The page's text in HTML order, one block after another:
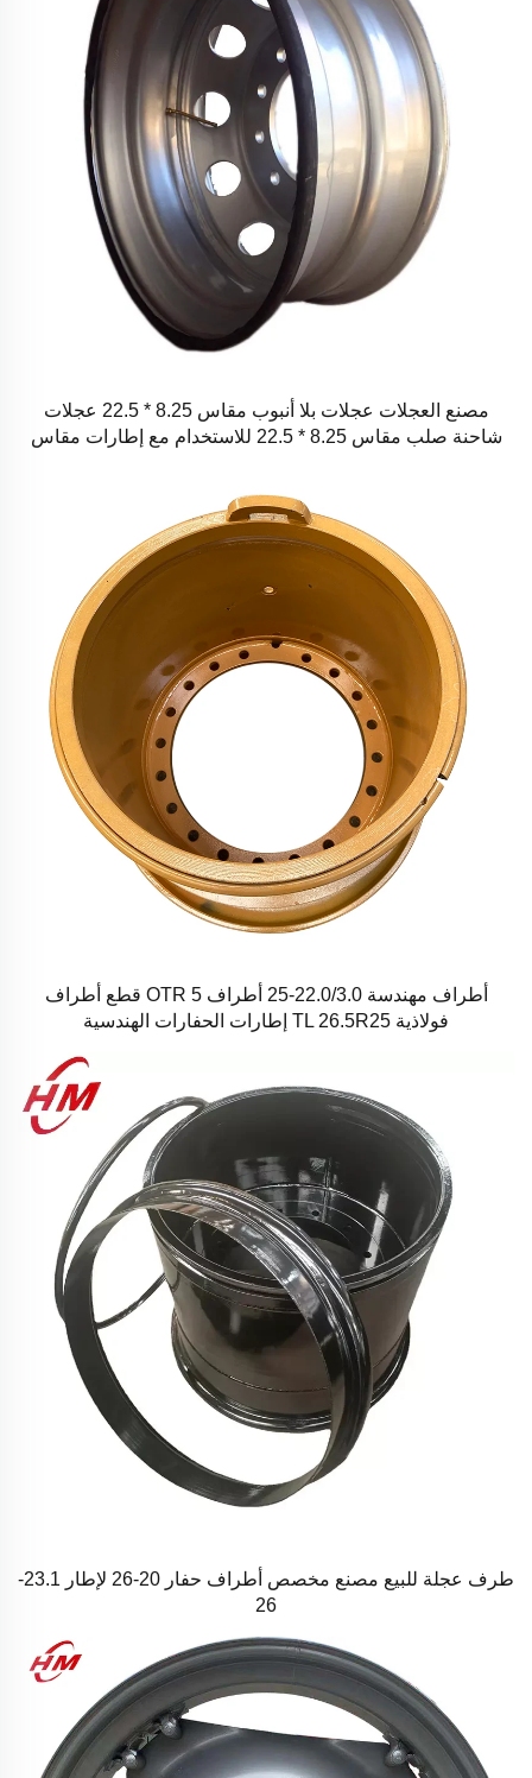
مصنع العجلات عجلات بلا أنبوب مقاس 8.25 * 22.5 عجلات
شاحنة صلب مقاس 8.25 * 22.5 للاستخدام مع إطارات مقاس
أطراف مهندسة 22.0/3.0-25 أطراف OTR 5 قطع أطراف
فولاذية TL 26.5R25 إطارات الحفارات الهندسية
طرف عجلة للبيع مصنع مخصص أطراف حفار 20-26 لإطار 23.1-
26